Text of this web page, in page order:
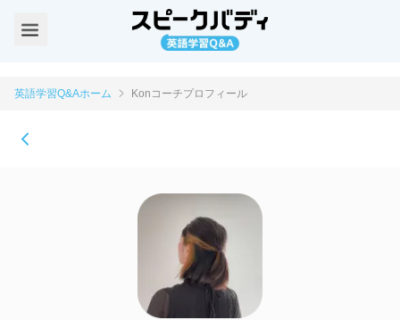
英語学習Q&Aホーム Konコーチプロフィール